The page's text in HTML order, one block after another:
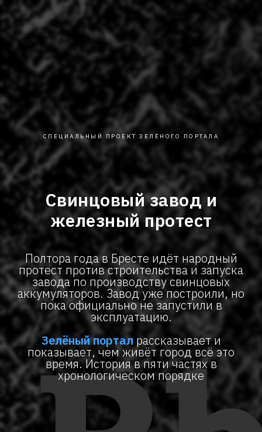
СПЕЦИАЛЬНЫЙ ПРОЕКТ ЗЕЛЁНОГО ПОРТАЛА
Cвинцовый завод и
железный протест
Полтора года в Бресте идёт народный
протест против строительства и запуска
завода по производству свинцовых
аккумуляторов. Завод уже построили, но
пока официально не запустили в
эксплуатацию.
Зелёный портал рассказывает и
показывает, чем живёт город всё это
время. История в пяти частях в
хронологическом порядке